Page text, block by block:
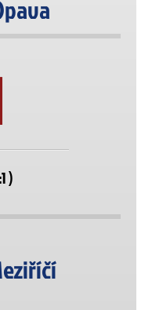
)